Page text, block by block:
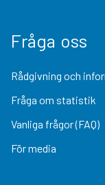
Fråga oss
Rådgivning och
Fråga om statistik
Vanliga frågor (FAQ)
För media